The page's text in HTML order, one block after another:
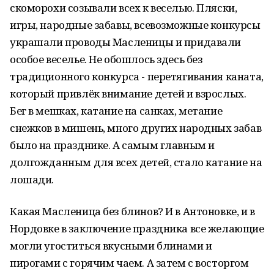
скоморохи созывали всех к веселью. Пляски,
игры, народные забавы, всевозможные конкурсы
украшали проводы Масленицы и придавали
особое веселье. Не обошлось здесь без
традиционного конкурса - перетягивания каната,
который привлёк внимание детей и взрослых.
Бег в мешках, катание на санках, метание
снежков в мишень, много других народных забав
было на празднике. А самым главным и
долгожданным для всех детей, стало катание на
лошади.
Какая Масленица без блинов? И в Антоновке, и в
Нордовке в заключение праздника все желающие
могли угоститься вкусными блинами и
пирогами с горячим чаем. А затем с восторгом